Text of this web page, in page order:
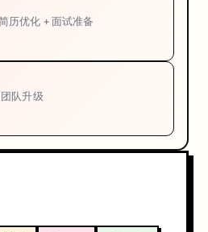
历优化 + 面试准备
队升级